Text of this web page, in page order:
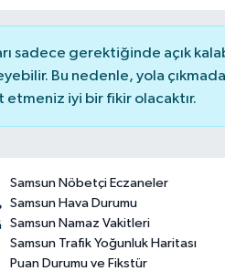
sadece gerektiğinde açık
Bu nedenle, yola
etmeniz iyi bir fikir olacaktır.
Samsun Nöbetçi Eczaneler
Samsun Hava Durumu
Samsun Namaz Vakitleri
Samsun Trafik Yoğunluk Haritası
Puan Durumu ve Fikstür